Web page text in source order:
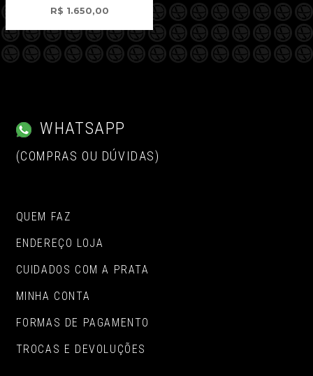
R$ 1.650,00
WHATSAPP
(COMPRAS OU DÚVIDAS)
QUEM FAZ
ENDEREÇO LOJA
CUIDADOS COM A PRATA
MINHA CONTA
FORMAS DE PAGAMENTO
TROCAS E DEVOLUÇÕES